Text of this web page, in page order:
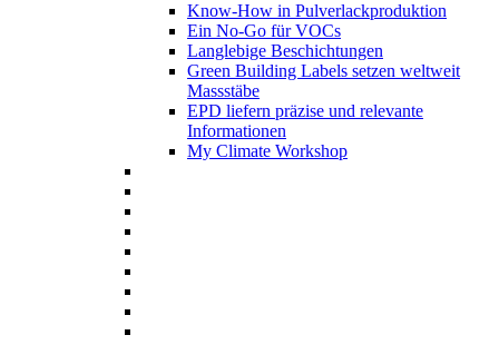
Know-How in Pulverlackproduktion
Ein No-Go für VOCs
Langlebige Beschichtungen
Green Building Labels setzen weltweit
Massstäbe
EPD liefern präzise und relevante
Informationen
My Climate Workshop